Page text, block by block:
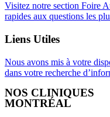
Visitez notre section Foire
rapides aux questions les
Liens Utiles
Nous avons mis à votre
dans votre recherche
NOS CLINIQUES
MONTRÉAL